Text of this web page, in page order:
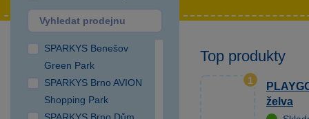
SPARKYS Benešov
Green Park
SPARKYS Brno AVION
Shopping Park
Top produkty
1
želva